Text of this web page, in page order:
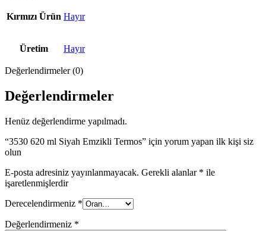
Kırmızı Ürün Hayır
Üretim Hayır
Değerlendirmeler (0)
Değerlendirmeler
Henüz değerlendirme yapılmadı.
“3530 620 ml Siyah Emzikli Termos” için yorum yapan ilk kişi siz
olun
E-posta adresiniz yayınlanmayacak. Gerekli alanlar * ile
işaretlenmişlerdir
Derecelendirmeniz *
Değerlendirmeniz *